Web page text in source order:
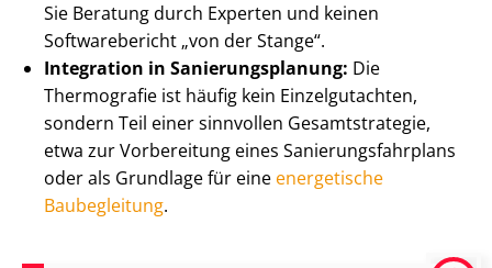
Sie Beratung durch Experten und keinen
Softwarebericht „von der Stange“.
Integration in Sa­nie­rungs­pla­nung: Die
Thermografie ist häufig kein Einzelgutachten,
sondern Teil einer sinnvollen Gesamtstrategie,
etwa zur Vorbereitung eines Sa­nie­rungs­fahr­plans
oder als Grundlage für eine energetische
Baubegleitung.